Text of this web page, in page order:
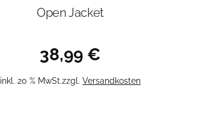
Open Jacket
38,99 €
inkl. 20 % MwSt.zzgl. Versandkosten